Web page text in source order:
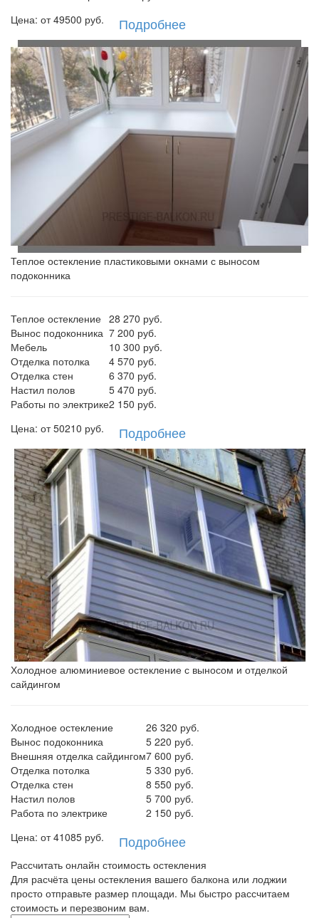
Цена: от49500 руб. Подробнее
Теплое остекление пластиковыми окнами с выносом
подоконника
Теплое остекление 28 270 руб.
Вынос подоконника 7 200 руб.
Мебель
10 300 руб.
Отделка потолка
4 570 руб.
Отделка стен
6 370 руб.
Настил полов
5 470 руб.
Работы по электрике2 150 руб.
Цена: от50210 руб. Подробнее
Холодное алюминиевое остекление с выносом и отделкой
сайдингом
Холодное остекление
26 320 руб.
Вынос подоконника
5 220 руб.
Внешняя отделка сайдингом7 600 руб.
Отделка потолка
5 330 руб.
Отделка стен
8 550 руб.
Настил полов
5 700 руб.
Работа по электрике
2 150 руб.
Цена: от41085 руб. Подробнее
Рассчитать онлайн стоимость остекления
Для расчёта цены остекления вашего балкона или лоджии
просто отправьте размер площади. Мы быстро рассчитаем
стоимость и перезвоним вам.